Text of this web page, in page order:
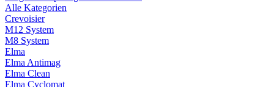
Alle Kategorien
Crevoisier
M12 System
M8 System
Elma
Elma Antimag
Elma Clean
Elma Cyclomat